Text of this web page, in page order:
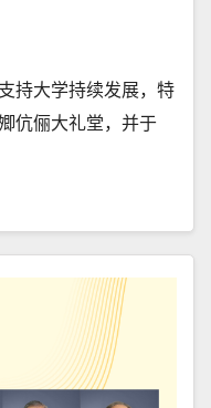
持大学持续发展，特
伉俪大礼堂，并于